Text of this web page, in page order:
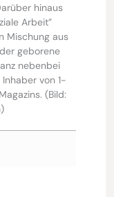
hinaus
Arbeit”
Mischung aus
geborene
nebenbei
von 1-
(Bild: